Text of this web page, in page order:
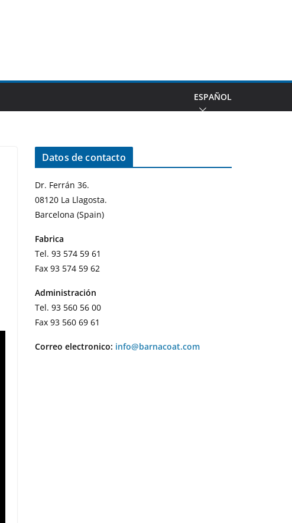
ESPAÑOL
Datos de contacto
Dr. Ferrán 36.
08120 La Llagosta.
Barcelona (Spain)
Fabrica
Tel. 93 574 59 61
Fax 93 574 59 62
Administración
Tel. 93 560 56 00
Fax 93 560 69 61
Correo electronico: info@barnacoat.com